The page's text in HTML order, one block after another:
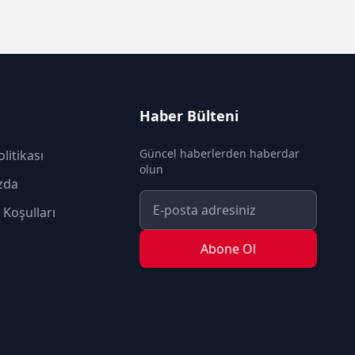
Haber Bülteni
Güncel haberlerden haberdar
olun
Abone Ol